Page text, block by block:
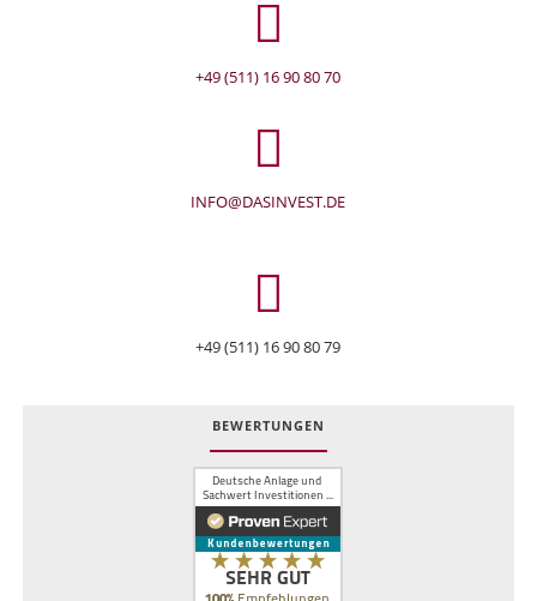
+49 (511) 16 90 80 70
INFO@DASINVEST.DE
+49 (511) 16 90 80 79
BEWERTUNGEN